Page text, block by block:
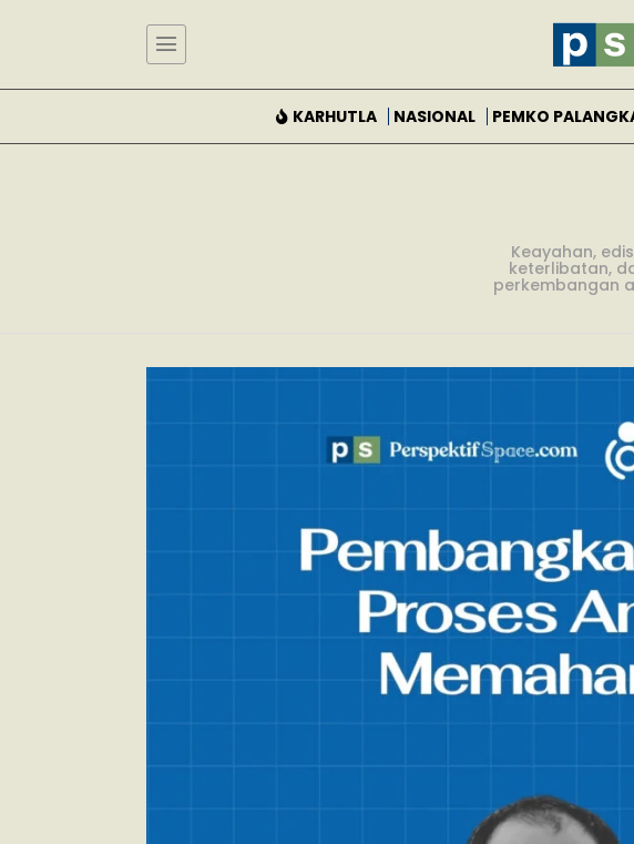
KARHUTLA NASIONAL PEMKO
Keayahan,
keterlibatan,
perkembangan